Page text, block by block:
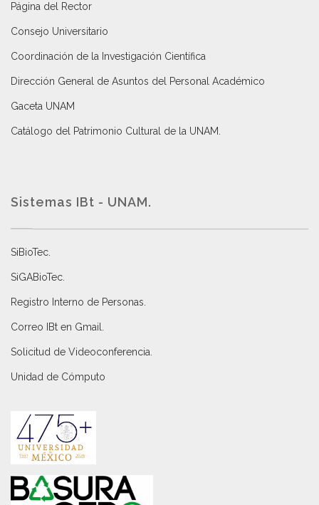
Página del Rector
Consejo Universitario
Coordinación de la Investigación Científica
Dirección General de Asuntos del Personal Académico
Gaceta UNAM
Catálogo del Patrimonio Cultural de la UNAM.
Sistemas IBt - UNAM.
SiBioTec
SiGABioTec.
Registro Interno de Personas
Correo IBt en Gmail
Solicitud de Videoconferencia.
Unidad de Cómputo